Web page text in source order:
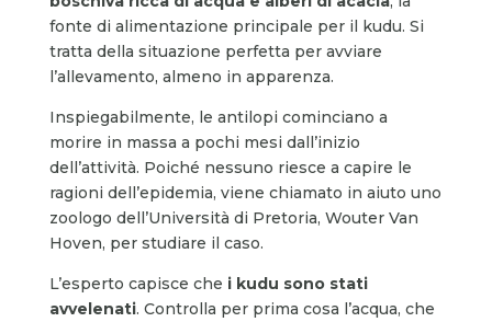
fonte di alimentazione principale per il kudu. Si
tratta della situazione perfetta per avviare
l’allevamento, almeno in apparenza.
Inspiegabilmente, le antilopi cominciano a
morire in massa a pochi mesi dall’inizio
dell’attività. Poiché nessuno riesce a capire le
ragioni dell’epidemia, viene chiamato in aiuto uno
zoologo dell’Università di Pretoria, Wouter Van
Hoven, per studiare il caso.
L’esperto capisce che i kudu sono stati
avvelenati. Controlla per prima cosa l’acqua, che